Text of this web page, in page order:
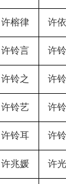
许榕律 许
许铃言 许
许铃之 许
许铃艺 许
许铃耳 许
许兆媛 许